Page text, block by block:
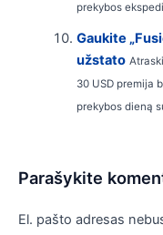
prekybos
Gaukite
užstato
30 USD premija
prekybos dieną
Parašykite
El. pašto adresas